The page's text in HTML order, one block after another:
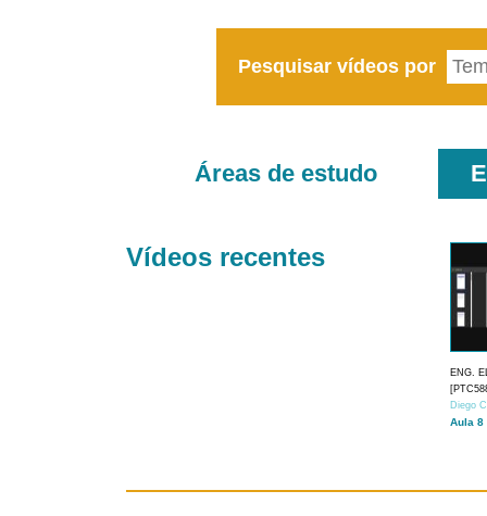
Pesquisar vídeos por
Áreas de estudo
Vídeos recentes
ENG.
Diego
Aula 8